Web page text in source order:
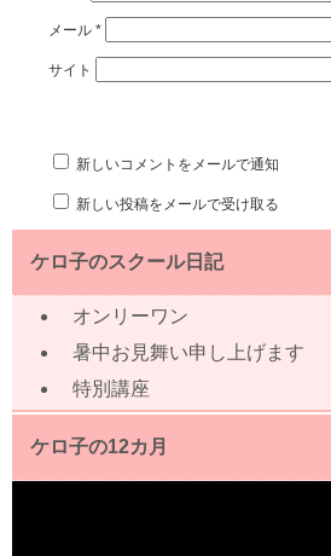
メール *
サイト
新しいコメントをメールで通知
新しい投稿をメールで受け取る
ケロ子のスクール日記
オンリーワン
暑中お見舞い申し上げます
特別講座
ケロ子の12カ月